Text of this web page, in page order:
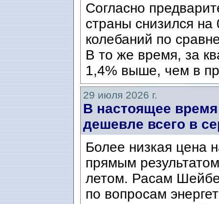
Согласно
страны снизился
колебаний по
В то же время, за
1,4% выше, чем в
29 июля 2026 г.
В настоящее
дешевле всего в
Более низкая цена
прямым
летом. Расам
по вопросам